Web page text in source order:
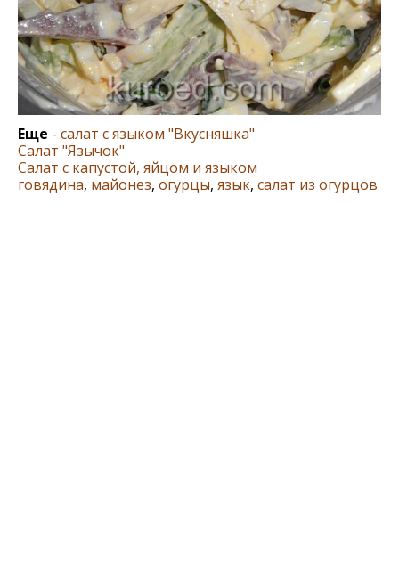
Еще - салат с языком "Вкусняшка"
Салат "Язычок"
Салат с капустой, яйцом и языком
говядина, майонез, огурцы, язык, салат из огурцов